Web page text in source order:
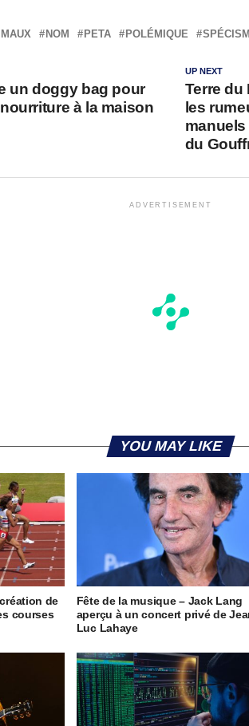
NOM PETA POLÉMIQUE
UP NEXT
Terre du
les
du
un doggy bag pour
à la maison
ADVERTISEMENT
YOU MAY LIKE
de
courses
Fête de la musique – Jack Lang
aperçu à un concert privé de
Luc Lahaye